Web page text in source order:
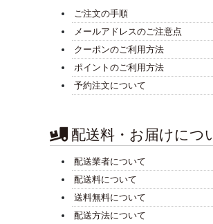
ご注文の手順
メールアドレスのご注意点
クーポンのご利用方法
ポイントのご利用方法
予約注文について
配送料・お届けにつ
配送業者について
配送料について
送料無料について
配送方法について